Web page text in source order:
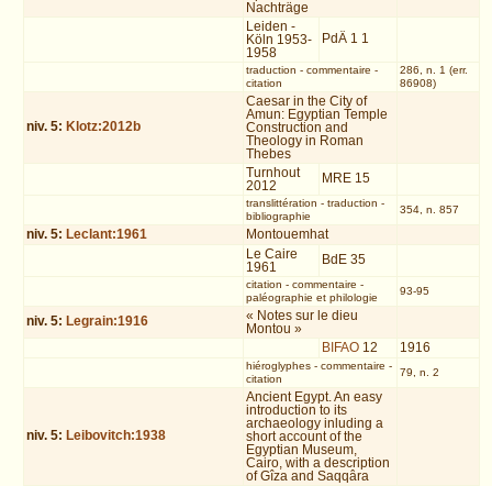
Nachträge
Leiden -
Köln 1953-
1958
PdÄ 1 1
traduction - commentaire -
citation
286, n. 1 (err.
86908)
niv. 5: Klotz:2012b
Caesar in the City of
Amun: Egyptian Temple
Construction and
Theology in Roman
Thebes
Turnhout
2012
MRE 15
translittération - traduction -
bibliographie
354, n. 857
niv. 5: Leclant:1961
Montouemhat
Le Caire
1961
BdE 35
citation - commentaire -
paléographie et philologie
93-95
niv. 5: Legrain:1916
« Notes sur le dieu
Montou »
BIFAO 12 1916
hiéroglyphes- commentaire -
citation
79, n. 2
niv. 5: Leibovitch:1938
Ancient Egypt. An easy
introduction to its
archaeology inluding a
short account of the
Egyptian Museum,
Cairo, with a description
of Gîza and Saqqâra